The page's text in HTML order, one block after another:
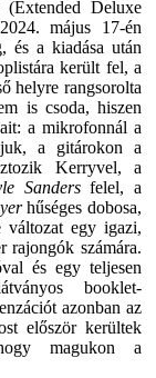
Deluxe
május 17-én
és a kiadása után
került fel, a
helyre rangsorolta
is csoda, hiszen
a mikrofonnál a
a gitárokon a
Kerryvel, a
Sandersfelel, a
hűséges dobosa,
egy igazi,
rajongók számára.
és egy teljesen
booklet-
azonban az
először kerültek
magukon a